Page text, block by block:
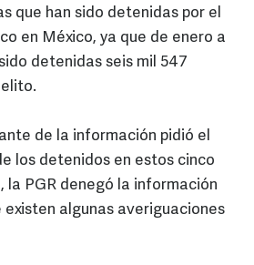
que han sido detenidas por el
en México, ya que de enero a
detenidas seis mil 547
de la información pidió el
los detenidos en estos cinco
la PGR denegó la información
existen algunas averiguaciones